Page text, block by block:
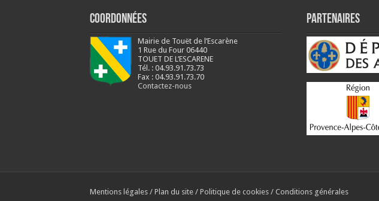
Coordonnées
Mairie de Touët de l’Escarène
1 Rue du Four 06440
TOUET DE L’ESCARENE
Tél. : 04.93.91.73.73
Fax : 04.93.91.73.70
Contactez-nous
Partenaires
Mentions légales/ Plan du site/ Politique de cookies/ Conditions générales